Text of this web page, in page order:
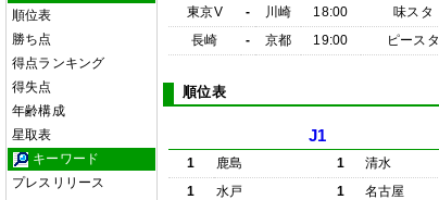
順位表
勝ち点
得点ランキング
得失点
年齢構成
星取表
キーワード
プレスリリース
東京V
- 川崎 18:00
味スタ
長崎
- 京都 19:00 ピースタ
順位表
J1
1 鹿島 1
清水
1
水戸 1
名古屋